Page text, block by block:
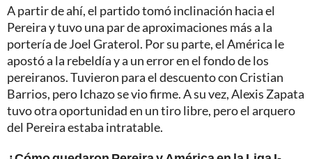
A partir de ahí, el partido tomó inclinación hacia el
Pereira y tuvo una par de aproximaciones más a la
portería de Joel Graterol. Por su parte, el América le
apostó a la rebeldía y a un error en el fondo de los
pereiranos. Tuvieron para el descuento con Cristian
Barrios, pero Ichazo se vio firme. A su vez, Alexis Zapata
tuvo otra oportunidad en un tiro libre, pero el arquero
del Pereira estaba intratable.